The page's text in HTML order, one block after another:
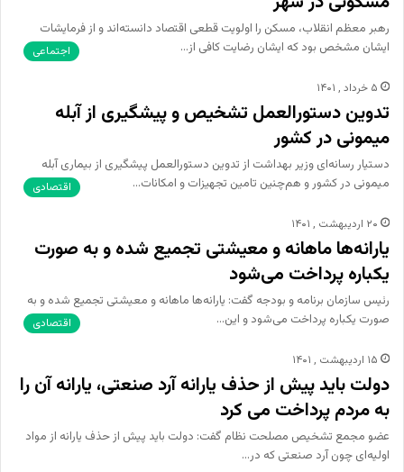
رهبر معظم انقلاب، مسکن را اولویت قطعی اقتصاد دانسته‌اند و از فرمایشات
ایشان مشخص بود که ایشان رضایت کافی از…
اجتماعی
۵ خرداد , ۱۴۰۱
تدوین دستورالعمل تشخیص و پیشگیری از آبله
میمونی در کشور
دستیار رسانه‌ای وزیر بهداشت از تدوین دستورالعمل پیشگیری از بیماری آبله
میمونی در کشور و هم‌چنین تامین تجهیزات و امکانات…
اقتصادی
۲۰ اردیبهشت , ۱۴۰۱
یارانه‌ها ماهانه و معیشتی تجمیع شده و به صورت
یکباره پرداخت می‌شود
رئیس سازمان برنامه و بودجه گفت: یارانه‌ها ماهانه و معیشتی تجمیع شده و به
صورت یکباره پرداخت می‌شود و این…
اقتصادی
۱۵ اردیبهشت , ۱۴۰۱
دولت باید پیش از حذف یارانه آرد صنعتی، یارانه آن را
به مردم پرداخت می کرد
عضو مجمع تشخیص مصلحت نظام گفت: دولت باید پیش از حذف یارانه از مواد
اولیه‌ای چون آرد صنعتی که در…